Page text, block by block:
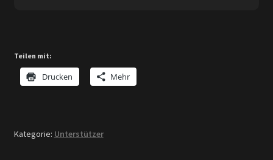
Teilen mit:
Drucken Mehr
Kategorie: Unterstützer